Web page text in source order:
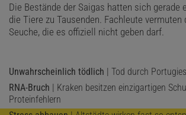
Die Bestände der Saigas hatten sich gerade
die Tiere zu Tausenden. Fachleute vermuten
Seuche, die es offiziell nicht geben darf.
Unwahrscheinlich tödlich | Tod durch
RNA-Bruch | Kraken besitzen einzigartigen
Proteinfehlern